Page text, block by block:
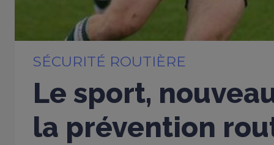
SÉCURITÉ ROUTIÈRE
Le sport,
la prévention